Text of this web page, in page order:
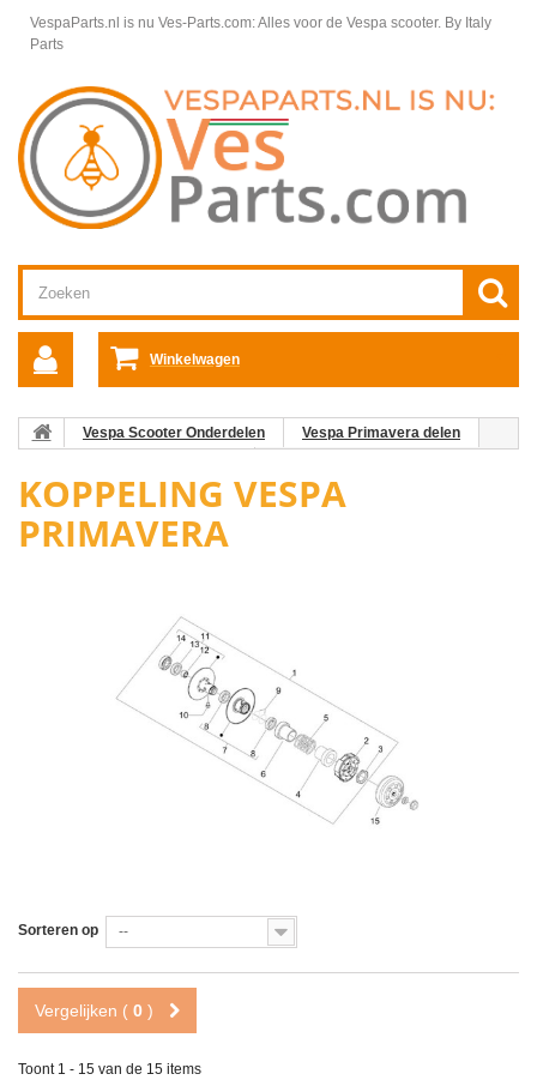
VespaParts.nl is nu Ves-Parts.com: Alles voor de Vespa scooter. By Italy
Parts
Winkelwagen
Vespa Scooter Onderdelen
Vespa Primavera delen
KOPPELING VESPA
PRIMAVERA
Sorteren op --
Vergelijken ( 0 )
Toont 1 - 15 van de 15 items